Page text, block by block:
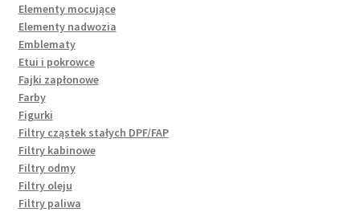
Elementy mocujące
Elementy nadwozia
Emblematy
Etui i pokrowce
Fajki zapłonowe
Farby
Figurki
Filtry cząstek stałych DPF/FAP
Filtry kabinowe
Filtry odmy
Filtry oleju
Filtry paliwa